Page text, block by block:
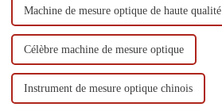
Machine de mesure optique de haute qualité
Célèbre machine de mesure optique
Instrument de mesure optique chinois